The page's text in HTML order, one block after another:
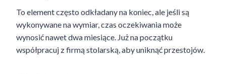
To element często odkładany na koniec, ale jeśli są
wykonywane na wymiar, czas oczekiwania może
wynosić nawet dwa miesiące. Już na początku
współpracuj z firmą stolarską, aby uniknąć przestojów.